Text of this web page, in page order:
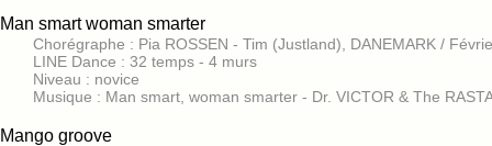
Man smart woman smarter
Chorégraphe : Pia ROSSEN - Tim (Justland), DANEMARK /
LINE Dance : 32 temps - 4 murs
Niveau : novice
Musique : Man smart, woman smarter - Dr. VICTOR & The
Mango groove